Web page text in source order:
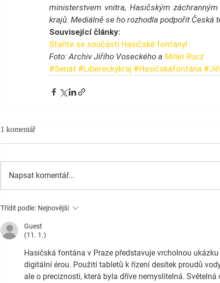
ministerstvem vnitra, Hasičským
krajů. Mediálně se ho rozhodla podpořit Česká
Související články:
Staňte se součástí Hasičské fontány!
Foto: Archiv Jiřího Voseckého a Milan Rucz
#Senát #Libereckýkraj #Hasičskáfontána
1 komentář
Napsat komentář...
Třídit podle: Nejnovější
Guest
(11. 1.)
Hasičská fontána v Praze představuje vrcholnou
digitální érou. Použití tabletů k řízení desítek proudů
ale o preciznosti, která byla dříve nemyslitelná.